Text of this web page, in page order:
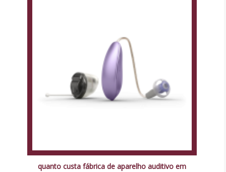
quanto custa fábrica de aparelho auditivo em